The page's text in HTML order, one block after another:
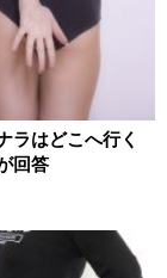
ラはどこへ行く
回答